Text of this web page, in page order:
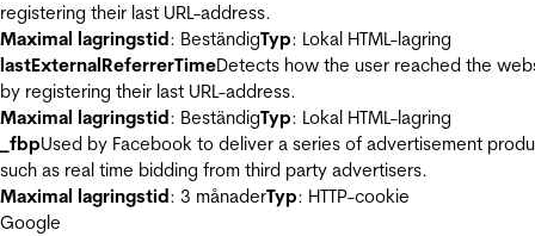
registering their last URL-address.
Maximal lagringstid: BeständigTyp: Lokal HTML-lagring
lastExternalReferrerTimeDetects how the user reached the
by registering their last URL-address.
Maximal lagringstid: BeständigTyp: Lokal HTML-lagring
_fbpUsed by Facebook to deliver a series of advertisement
such as real time bidding from third party advertisers.
Maximal lagringstid: 3 månaderTyp: HTTP-cookie
Google